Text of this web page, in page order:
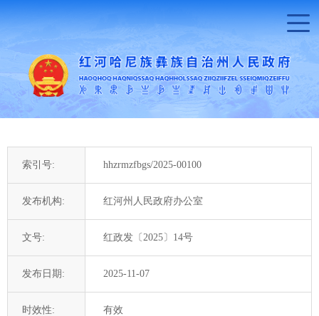
索引号: hhzrmzfbgs/2025-00100
发布机构: 红河州人民政府办公室
文号: 红政发〔2025〕14号
发布日期: 2025-11-07
时效性: 有效